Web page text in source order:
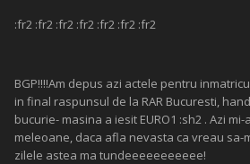
:fr2 :fr2 :fr2 :fr2 :fr2 :fr2 :fr2
BGP!!!!Am depus azi actele pentru
in final raspunsul de la RAR Bucuresti,
bucurie- masina a iesit EURO1 :sh2 . Azi
meleoane, daca afla nevasta ca vreau sa-
zilele astea ma tundeeeeeeeeeee!